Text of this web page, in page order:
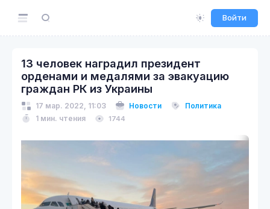
Войти
13 человек наградил президент
орденами и медалями за эвакуацию
граждан РК из Украины
17 мар. 2022, 11:03 Новости
Политика
1 мин. чтения
1744